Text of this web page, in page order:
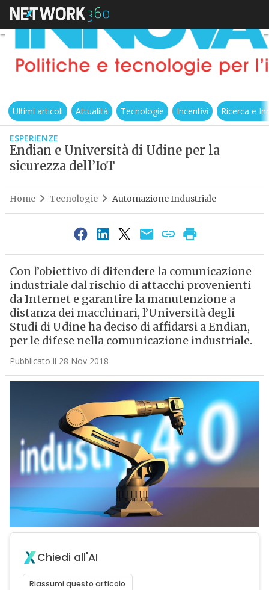
Ultimi articoli Attualità Tecnologie Incentivi Ricerca e
ESPERIENZE
Endian e Università di Udine per la
sicurezza dell’IoT
Home Tecnologie Automazione Industriale
Con l’obiettivo di difendere la comunicazione
industriale dal rischio di attacchi provenienti
da Internet e garantire la manutenzione a
distanza dei macchinari, l’Università degli
Studi di Udine ha deciso di affidarsi a Endian,
per le difese nella comunicazione industriale.
Pubblicato il 28 Nov 2018
Chiedi all'AI
Riassumi questo articolo